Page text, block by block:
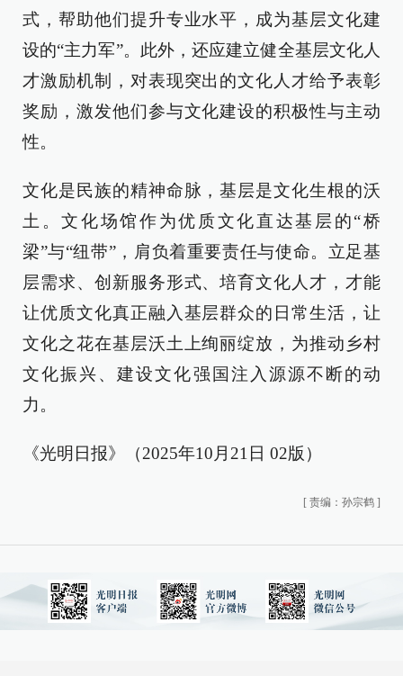
式，帮助他们提升专业水平，成为基层文化建
设的“主力军”。此外，还应建立健全基层文化人
才激励机制，对表现突出的文化人才给予表彰
奖励，激发他们参与文化建设的积极性与主动
性。
文化是民族的精神命脉，基层是文化生根的沃
土。文化场馆作为优质文化直达基层的“桥
梁”与“纽带”，肩负着重要责任与使命。立足基
层需求、创新服务形式、培育文化人才，才能
让优质文化真正融入基层群众的日常生活，让
文化之花在基层沃土上绚丽绽放，为推动乡村
文化振兴、建设文化强国注入源源不断的动
力。
《光明日报》（2025年10月21日 02版）
[ 责编：孙宗鹤 ]